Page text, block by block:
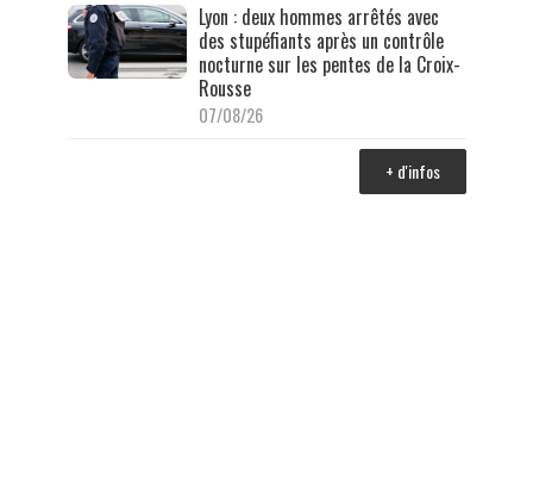
Lyon : deux hommes arrêtés avec
des stupéfiants après un contrôle
nocturne sur les pentes de la Croix-
Rousse
07/08/26
+ d'infos